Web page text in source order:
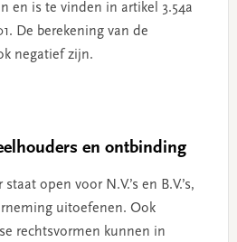
en is te vinden in artikel 3.54a
De berekening van de
negatief zijn.
en ontbinding
open voor N.V.’s en B.V.’s,
uitoefenen. Ook
rechtsvormen kunnen in